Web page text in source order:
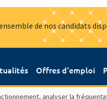
de nos candidats
Offres d'emploi
analyser la